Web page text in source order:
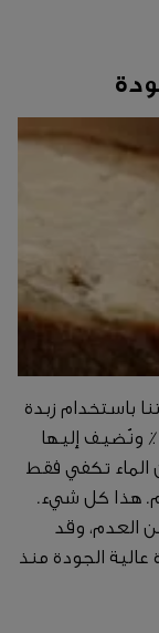
باستخدام زبدة
لورباك® المصنوعة من الحليب الطازج 100٪ ونُضيف إليها
الماء تكفي فقط
هذا كل شيء.
العدم، وقد
عالية الجودة منذ